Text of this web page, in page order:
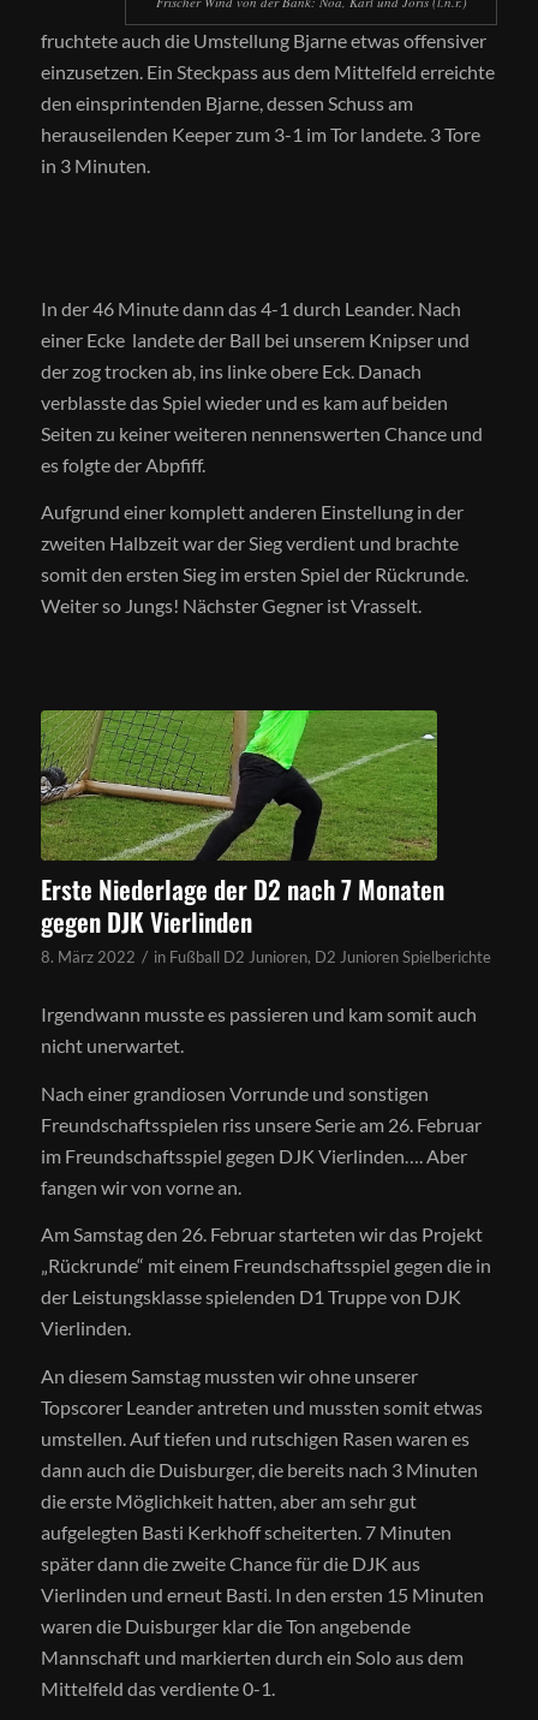
fruchtete auch die Umstellung Bjarne etwas offensiver
einzusetzen. Ein Steckpass aus dem Mittelfeld erreichte
den einsprintenden Bjarne, dessen Schuss am
herauseilenden Keeper zum 3-1 im Tor landete. 3 Tore
in 3 Minuten.
In der 46 Minute dann das 4-1 durch Leander. Nach
einer Ecke landete der Ball bei unserem Knipser und
der zog trocken ab, ins linke obere Eck. Danach
verblasste das Spiel wieder und es kam auf beiden
Seiten zu keiner weiteren nennenswerten Chance und
es folgte der Abpfiff.
Aufgrund einer komplett anderen Einstellung in der
zweiten Halbzeit war der Sieg verdient und brachte
somit den ersten Sieg im ersten Spiel der Rückrunde.
Weiter so Jungs! Nächster Gegner ist Vrasselt.
Erste Niederlage der D2 nach 7 Monaten
gegen DJK Vierlinden
8. März 2022 / in Fußball D2 Junioren, D2 Junioren Spielberichte
Irgendwann musste es passieren und kam somit auch
nicht unerwartet.
Nach einer grandiosen Vorrunde und sonstigen
Freundschaftsspielen riss unsere Serie am 26. Februar
im Freundschaftsspiel gegen DJK Vierlinden…. Aber
fangen wir von vorne an.
Am Samstag den 26. Februar starteten wir das Projekt
„Rückrunde“ mit einem Freundschaftsspiel gegen die in
der Leistungsklasse spielenden D1 Truppe von DJK
Vierlinden.
An diesem Samstag mussten wir ohne unserer
Topscorer Leander antreten und mussten somit etwas
umstellen. Auf tiefen und rutschigen Rasen waren es
dann auch die Duisburger, die bereits nach 3 Minuten
die erste Möglichkeit hatten, aber am sehr gut
aufgelegten Basti Kerkhoff scheiterten. 7 Minuten
später dann die zweite Chance für die DJK aus
Vierlinden und erneut Basti. In den ersten 15 Minuten
waren die Duisburger klar die Ton angebende
Mannschaft und markierten durch ein Solo aus dem
Mittelfeld das verdiente 0-1.